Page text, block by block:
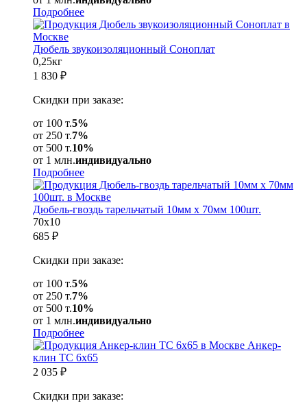
Подробнее
Дюбель звукоизоляционный Соноплат
0,25кг
1 830 ₽
Скидки при заказе:
от 100 т.5%
от 250 т.7%
от 500 т.10%
от 1 млн.индивидуально
Подробнее
Дюбель-гвоздь тарельчатый 10мм х 70мм 100шт.
70х10
685 ₽
Скидки при заказе:
от 100 т.5%
от 250 т.7%
от 500 т.10%
от 1 млн.индивидуально
Подробнее
Анкер-
клин ТС 6x65
2 035 ₽
Скидки при заказе: